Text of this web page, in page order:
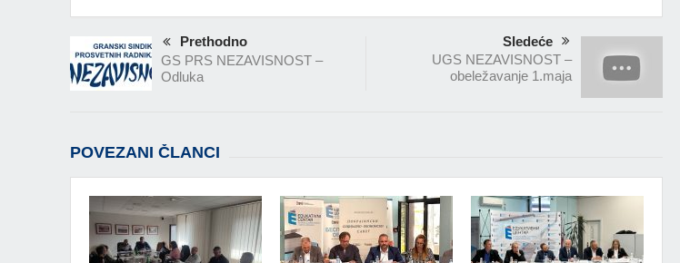
Prethodno
GS PRS NEZAVISNOST –
Odluka
Sledeće
UGS NEZAVISNOST –
obeležavanje 1.maja
POVEZANI ČLANCI